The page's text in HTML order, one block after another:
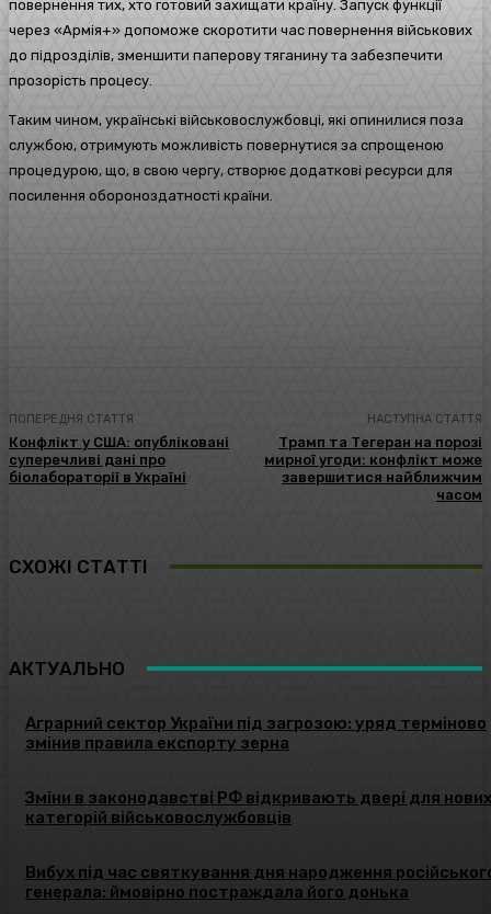
повернення тих, хто готовий захищати країну. Запуск функції
через «Армія+» допоможе скоротити час повернення військових
до підрозділів, зменшити паперову тяганину та забезпечити
прозорість процесу.
Таким чином, українські військовослужбовці, які опинилися поза
службою, отримують можливість повернутися за спрощеною
процедурою, що, в свою чергу, створює додаткові ресурси для
посилення обороноздатності країни.
ПОПЕРЕДНЯ СТАТТЯ
Конфлікт у США: опубліковані
суперечливі дані про
біолабораторії в Україні
НАСТУПНА СТАТТЯ
Трамп та Тегеран на порозі
мирної угоди: конфлікт може
завершитися найближчим
часом
СХОЖІ СТАТТІ
АКТУАЛЬНО
Аграрний сектор України під загрозою: уряд терміново
змінив правила експорту зерна
Зміни в законодавстві РФ відкривають двері для нових
категорій військовослужбовців
Вибух під час святкування дня народження
генерала: ймовірно постраждала його донька